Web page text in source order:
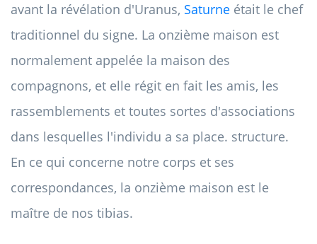
avant la révélation d'Uranus, Saturne était le chef
traditionnel du signe. La onzième maison est
normalement appelée la maison des
compagnons, et elle régit en fait les amis, les
rassemblements et toutes sortes d'associations
dans lesquelles l'individu a sa place. structure.
En ce qui concerne notre corps et ses
correspondances, la onzième maison est le
maître de nos tibias.